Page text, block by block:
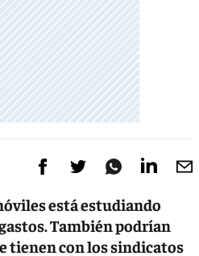
está estudiando
También podrían
tienen con los sindicatos